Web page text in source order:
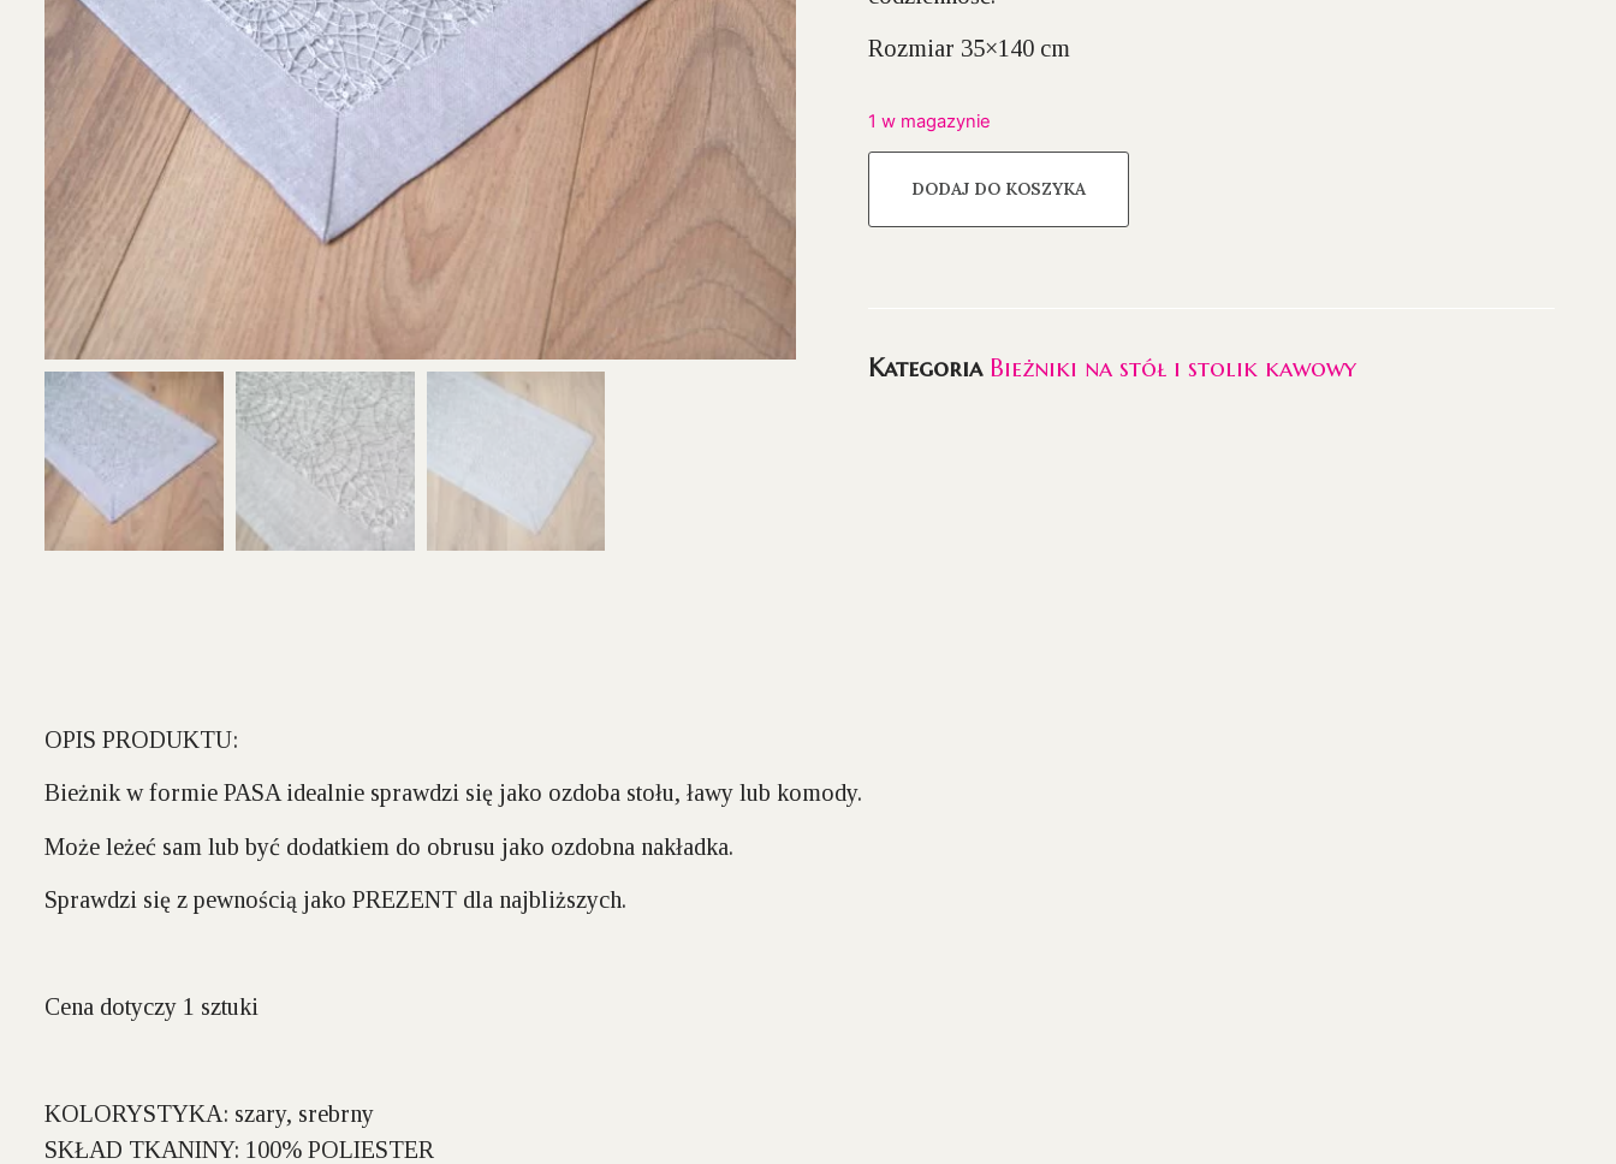
Rozmiar 35×140 cm
1 w magazynie
DODAJ DO KOSZYKA
Kategoria Bieżniki na stół i stolik kawowy
OPIS PRODUKTU:
Bieżnik w formie PASA idealnie sprawdzi się jako ozdoba stołu, ławy lub komody.
Może leżeć sam lub być dodatkiem do obrusu jako ozdobna nakładka.
Sprawdzi się z pewnością jako PREZENT dla najbliższych.
Cena dotyczy 1 sztuki
KOLORYSTYKA: szary, srebrny
SKŁAD TKANINY: 100% POLIESTER